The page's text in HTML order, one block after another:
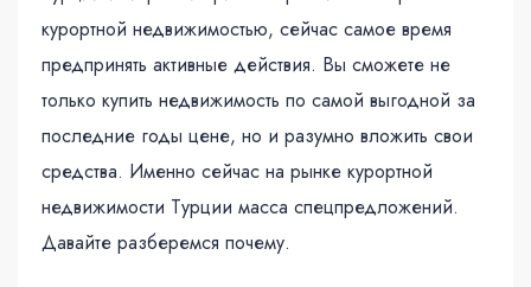
курортной недвижимостью, сейчас самое время
предпринять активные действия. Вы сможете не
только купить недвижимость по самой выгодной за
последние годы цене, но и разумно вложить свои
средства. Именно сейчас на рынке курортной
недвижимости Турции масса спецпредложений.
Давайте разберемся почему.